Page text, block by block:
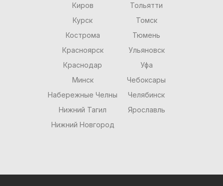
Киров
Курск
Кострома
Красноярск
Краснодар
Минск
Набережные Челны
Нижний Тагил
Нижний Новгород
Тольятти
Томск
Тюмень
Ульяновск
Уфа
Чебоксары
Челябинск
Ярославль